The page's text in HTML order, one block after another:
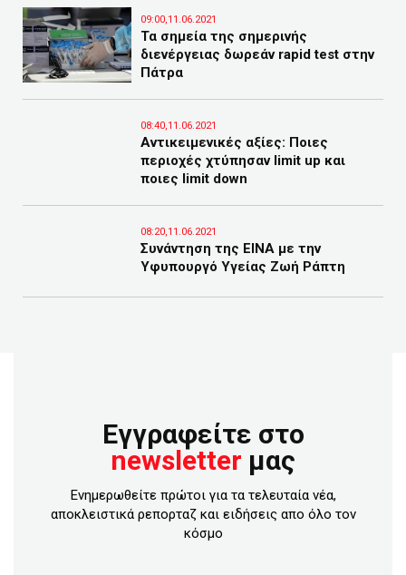
09:00,11.06.2021
Τα σημεία της σημερινής
διενέργειας δωρεάν rapid test στην
Πάτρα
08:40,11.06.2021
Αντικειμενικές αξίες: Ποιες
περιοχές χτύπησαν limit up και
ποιες limit down
08:20,11.06.2021
Συνάντηση της ΕΙΝΑ με την
Υφυπουργό Υγείας Ζωή Ράπτη
Εγγραφείτε στο
newsletter μας
Ενημερωθείτε πρώτοι για τα τελευταία νέα,
αποκλειστικά ρεπορταζ και ειδήσεις απο όλο τον
κόσμο